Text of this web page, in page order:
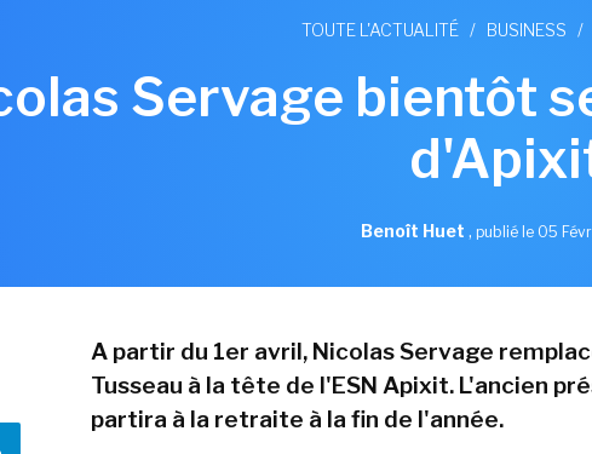
TOUTE L'ACTUALITÉ / BUSINESS /
Servage bientôt
Benoît Huet , publié le 05
A partir du 1er avril, Nicolas Servage
Tusseau à la tête de l'ESN Apixit. L'ancien
partira à la retraite à la fin de l'année.